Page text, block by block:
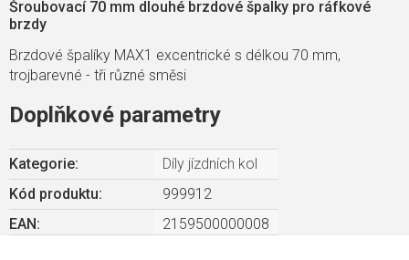
Šroubovací 70 mm dlouhé brzdové špalky pro ráfkové
brzdy
Brzdové špalíky MAX1 excentrické s délkou 70 mm,
trojbarevné - tři různé směsi
Doplňkové parametry
Kategorie:
Díly jízdních kol
Kód produktu:
999912
EAN: 2159500000008